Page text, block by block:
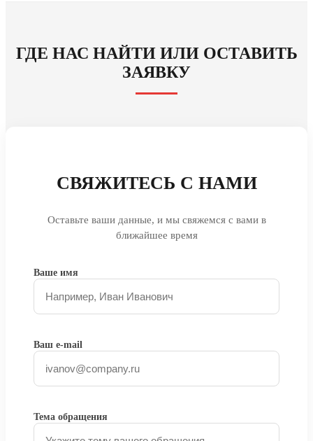
ГДЕ НАС НАЙТИ ИЛИ ОСТАВИТЬ
ЗАЯВКУ
СВЯЖИТЕСЬ С НАМИ
Оставьте ваши данные, и мы свяжемся с вами в
ближайшее время
Ваше имя
Ваш e-mail
Тема обращения